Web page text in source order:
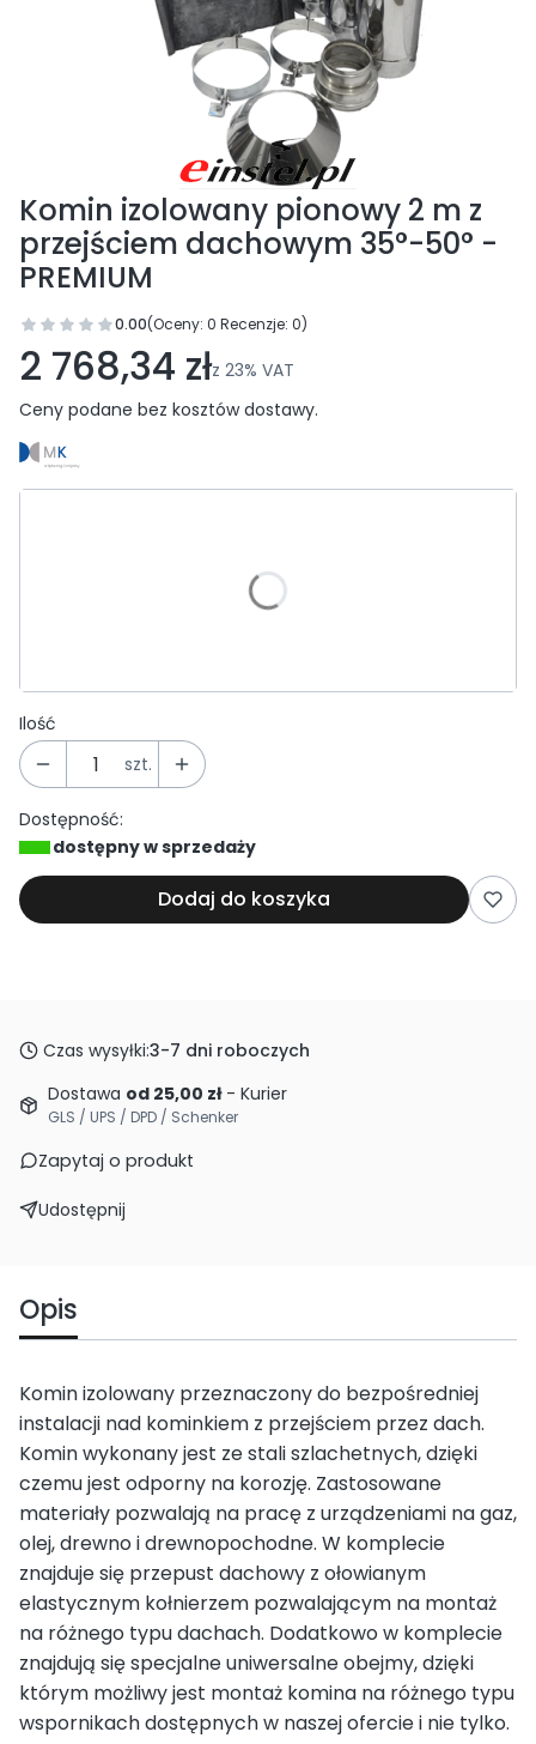
Komin izolowany pionowy 2 m z
przejściem dachowym 35°-50° -
PREMIUM
0.00(Oceny: 0 Recenzje: 0)
Przejdź do sekcji Opinie
2 768,34 złz 23% VAT
Ceny podane bez kosztów dostawy.
Ilość
szt.
Dostępność:
dostępny w sprzedaży
Dodaj do koszyka
Czas wysyłki:3-7 dni roboczych
Dostawa od 25,00 zł - Kurier
GLS / UPS / DPD / Schenker
Zapytaj o produkt
Udostępnij
Opis
Komin izolowany przeznaczony do bezpośredniej
instalacji nad kominkiem z przejściem przez dach.
Komin wykonany jest ze stali szlachetnych, dzięki
czemu jest odporny na korozję. Zastosowane
materiały pozwalają na pracę z urządzeniami na gaz,
olej, drewno i drewnopochodne. W komplecie
znajduje się przepust dachowy z ołowianym
elastycznym kołnierzem pozwalającym na montaż
na różnego typu dachach. Dodatkowo w komplecie
znajdują się specjalne uniwersalne obejmy, dzięki
którym możliwy jest montaż komina na różnego typu
wspornikach dostępnych w naszej ofercie i nie tylko.